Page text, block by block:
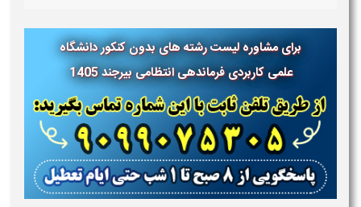
برای مشاوره لیست رشته های بدون کنکور دانشگاه
علمی کاربردیفرماندهی انتظامی بیرجند1405